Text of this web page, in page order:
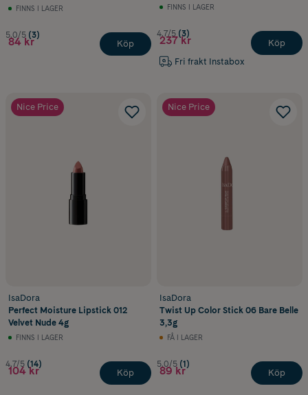
FINNS I LAGER
5.0/5 (3)
84 kr Köp
FINNS I LAGER
4.7/5 (3)
237 kr
Fri frakt Instabox
Köp
Nice Price
IsaDora
Perfect Moisture Lipstick 012
Velvet Nude 4g
FINNS I LAGER
4.7/5 (14)
104 kr Köp
Nice Price
IsaDora
Twist Up Color Stick 06 Bare Belle
3,3g
FÅ I LAGER
5.0/5 (1)
89 kr Köp